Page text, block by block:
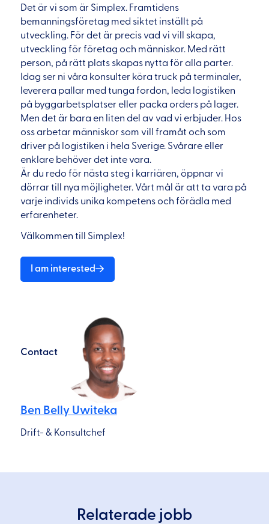
Det är vi som är Simplex. Framtidens
bemanningsföretag med siktet inställt på
utveckling. För det är precis vad vi vill skapa,
utveckling för företag och människor. Med rätt
person, på rätt plats skapas nytta för alla parter.
Idag ser ni våra konsulter köra truck på terminaler,
leverera pallar med tunga fordon, leda logistiken
på byggarbetsplatser eller packa orders på lager.
Men det är bara en liten del av vad vi erbjuder. Hos
oss arbetar människor som vill framåt och som
driver på logistiken i hela Sverige. Svårare eller
enklare behöver det inte vara.
Är du redo för nästa steg i karriären, öppnar vi
dörrar till nya möjligheter. Vårt mål är att ta vara på
varje individs unika kompetens och förädla med
erfarenheter.
Välkommen till Simplex!
I am interested
Contact
Ben Belly Uwiteka
Drift- & Konsultchef
Relaterade jobb